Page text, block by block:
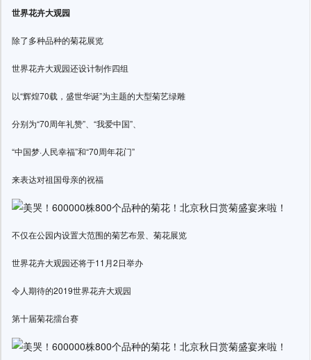
世界花卉大观园
除了多种品种的菊花展览
世界花卉大观园还设计制作四组
以“辉煌70载，盛世华诞”为主题的大型菊艺绿雕
分别为“70周年礼赞”、“我爱中国”、
“中国梦·人民幸福”和“70周年花门”
来表达对祖国母亲的祝福
不仅在公园内设置大范围的菊艺布景、菊花展览
世界花卉大观园还将于11月2日举办
令人期待的2019世界花卉大观园
第十届菊花擂台赛